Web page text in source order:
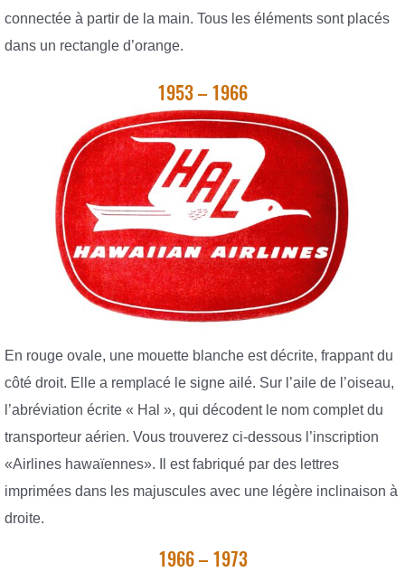
connectée à partir de la main. Tous les éléments sont placés
dans un rectangle d’orange.
1953 – 1966
En rouge ovale, une mouette blanche est décrite, frappant du
côté droit. Elle a remplacé le signe ailé. Sur l’aile de l’oiseau,
l’abréviation écrite « Hal », qui décodent le nom complet du
transporteur aérien. Vous trouverez ci-dessous l’inscription
«Airlines hawaïennes». Il est fabriqué par des lettres
imprimées dans les majuscules avec une légère inclinaison à
droite.
1966 – 1973